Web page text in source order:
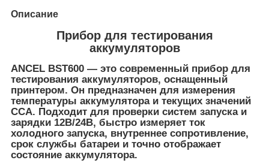
Описание
Прибор для тестирования
аккумуляторов
ANCEL BST600 — это современный прибор для
тестирования аккумуляторов, оснащенный
принтером. Он предназначен для измерения
температуры аккумулятора и текущих значений
CCA. Подходит для проверки систем запуска и
зарядки 12В/24В, быстро измеряет ток
холодного запуска, внутреннее сопротивление,
срок службы батареи и точно отображает
состояние аккумулятора.